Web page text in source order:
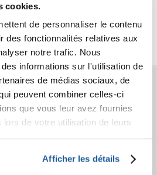
cookies.
de personnaliser le contenu
des fonctionnalités relatives aux
notre trafic. Nous
informations sur l'utilisation de
de médias sociaux, de
peuvent combiner celles-ci
que vous leur avez fournies
de votre utilisation de leurs
Afficher les détails